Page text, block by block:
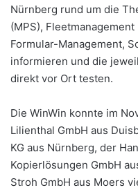
Nürnberg rund um die
(MPS),
Formular-Management,
informieren und die
direkt vor Ort testen.
Die WinWin konnte im
Lilienthal GmbH aus
KG aus Nürnberg, der
Kopierlösungen GmbH
Stroh GmbH aus Moers